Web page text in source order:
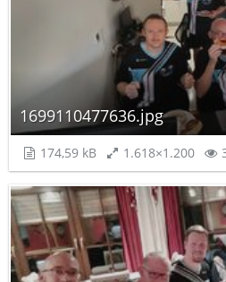
1699110477636.jpg
174,59 kB 1.618×1.200